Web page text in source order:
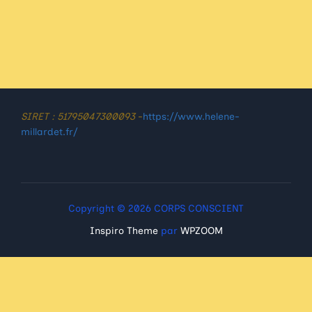
SIRET : 51795047300093-https://www.helene-
millardet.fr/
Copyright © 2026 CORPS CONSCIENT
Inspiro Themepar WPZOOM